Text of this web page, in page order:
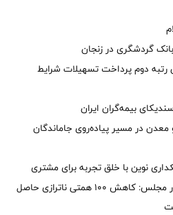
گردشگری در زنجان
دوم پرداخت تسهیلات شرایط
بیمه‌گران ایران
در مسیر پیاده‌روی جاماندگان
نوین با خلق تجربه برای مشتری
نماینده مردم خلخال و کوثر در مجلس: کاهش ۱۰۰ همتی ناترازی حاصل